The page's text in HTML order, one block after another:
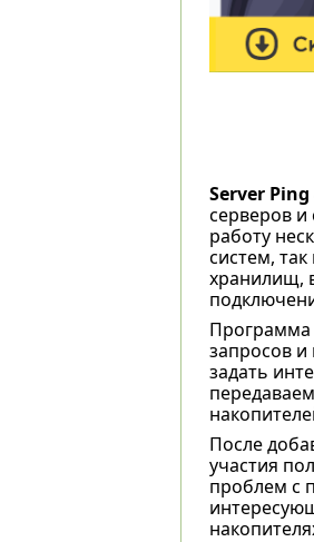
Server
серверов
работу
систем,
хранилищ,
Программа
запросов
задать
После
участия
проблем с